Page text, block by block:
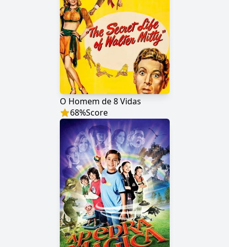
O Homem de 8 Vidas
68%Score